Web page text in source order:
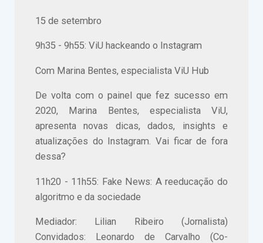
15 de setembro
9h35 - 9h55: ViU hackeando o Instagram
Com Marina Bentes, especialista ViU Hub
De volta com o painel que fez sucesso em
2020, Marina Bentes, especialista ViU,
apresenta novas dicas, dados, insights e
atualizações do Instagram. Vai ficar de fora
dessa?
11h20 - 11h55: Fake News: A reeducação do
algoritmo e da sociedade
Mediador: Lilian Ribeiro (Jornalista)
Convidados: Leonardo de Carvalho (Co-